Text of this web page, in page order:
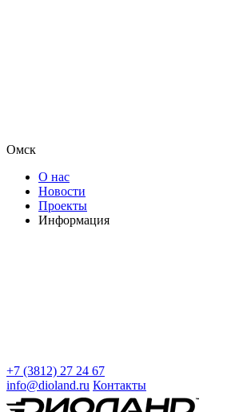
Омск
О нас
Новости
Проекты
Информация
+7 (3812) 27 24 67
info@dioland.ru Контакты